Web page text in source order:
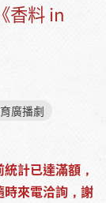
香料 in
廣播劇
計已達滿額，
時來電洽詢，謝